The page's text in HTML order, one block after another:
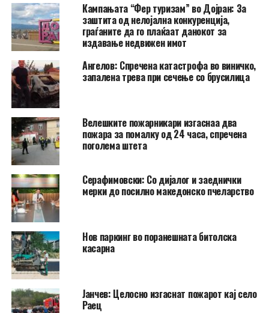
Кампањата “Фер туризам” во Дојран: За
заштита од нелојална конкуренција,
граѓаните да го плаќаат данокот за
издавање недвижен имот
Ангелов: Спречена катастрофа во виничко,
запалена трева при сечење со брусилица
Велешките пожарникари изгаснаа два
пожара за помалку од 24 часа, спречена
поголема штета
Серафимовски: Со дијалог и заеднички
мерки до посилно македонско пчеларство
Нов паркинг во поранешната битолска
касарна
Јанчев: Целосно изгаснат пожарот кај село
Раец